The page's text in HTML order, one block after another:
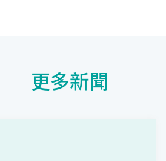
更多新聞